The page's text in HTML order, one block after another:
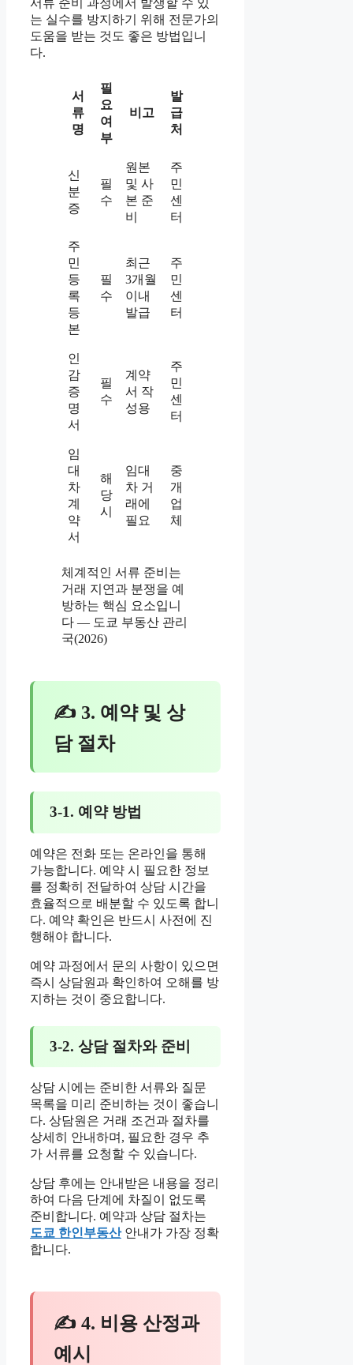
서류 준비 과정에서 발생할 수 있
는 실수를 방지하기 위해 전문가의
도움을 받는 것도 좋은 방법입니
다.
서
류
명
필
요
여
부
비고
발
급
처
신
분
증
필
수
원본
및 사
본 준
비
주
민
센
터
주
민
등
록
등
본
필
수
최근
3개월
이내
발급
주
민
센
터
인
감
증
명
서
필
수
계약
서 작
성용
주
민
센
터
임
대
차
계
약
서
해
당
시
임대
차 거
래에
필요
중
개
업
체
체계적인 서류 준비는
거래 지연과 분쟁을 예
방하는 핵심 요소입니
다 — 도쿄 부동산 관리
국(2026)
✍ 3. 예약 및 상
담 절차
3-1. 예약 방법
예약은 전화 또는 온라인을 통해
가능합니다. 예약 시 필요한 정보
를 정확히 전달하여 상담 시간을
효율적으로 배분할 수 있도록 합니
다. 예약 확인은 반드시 사전에 진
행해야 합니다.
예약 과정에서 문의 사항이 있으면
즉시 상담원과 확인하여 오해를 방
지하는 것이 중요합니다.
3-2. 상담 절차와 준비
상담 시에는 준비한 서류와 질문
목록을 미리 준비하는 것이 좋습니
다. 상담원은 거래 조건과 절차를
상세히 안내하며, 필요한 경우 추
가 서류를 요청할 수 있습니다.
상담 후에는 안내받은 내용을 정리
하여 다음 단계에 차질이 없도록
준비합니다. 예약과 상담 절차는
도쿄 한인부동산안내가 가장 정확
합니다.
✍ 4. 비용 산정과
예시